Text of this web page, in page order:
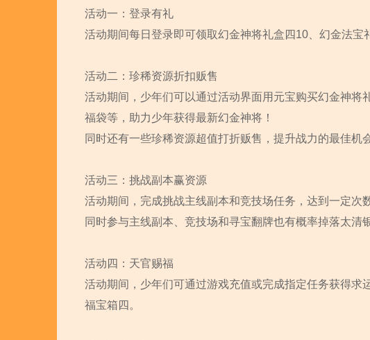
活动一：登录有礼
活动期间每日登录即可领取幻金神将礼盒四10、幻金法宝
活动二：珍稀资源折扣贩售
活动期间，少年们可以通过活动界面用元宝购买幻金神
福袋等，助力少年获得最新幻金神将！
同时还有一些珍稀资源超值打折贩售，提升战力的最佳机
活动三：挑战副本赢资源
活动期间，完成挑战主线副本和竞技场任务，达到一定次
同时参与主线副本、竞技场和寻宝翻牌也有概率掉落太清
活动四：天官赐福
活动期间，少年们可通过游戏充值或完成指定任务获得
福宝箱四。